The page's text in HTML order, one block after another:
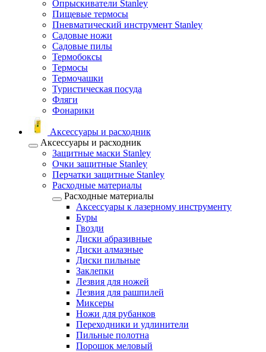
Опрыскиватели Stanley
Пищевые термосы
Пневматический инструмент Stanley
Садовые ножи
Садовые пилы
Термобоксы
Термосы
Термочашки
Туристическая посуда
Фляги
Фонарики
Аксессуары и расходник
Аксессуары и расходник
Защитные маски Stanley
Очки защитные Stanley
Перчатки защитные Stanley
Расходные материалы
Расходные материалы
Аксессуары к лазерному инструменту
Буры
Гвозди
Диски абразивные
Диски алмазные
Диски пильные
Заклепки
Лезвия для ножей
Лезвия для рашпилей
Миксеры
Ножи для рубанков
Переходники и удлинители
Пильные полотна
Порошок меловый